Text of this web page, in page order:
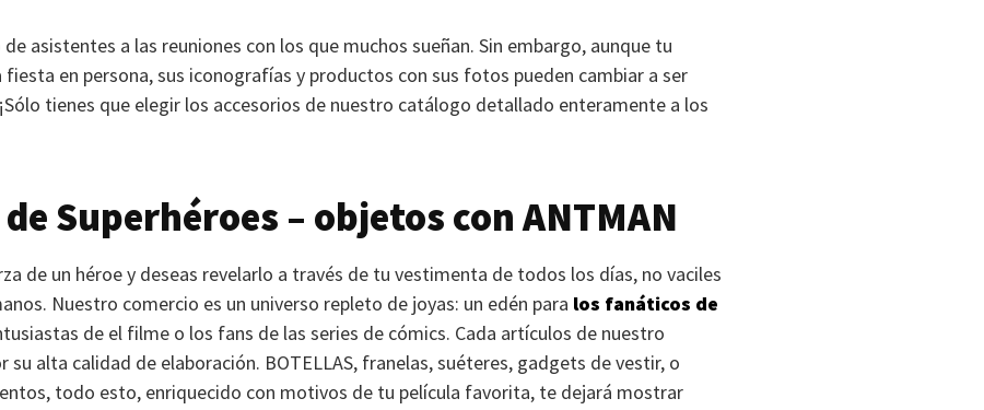
asistentes a las reuniones con los que muchos sueñan. Sin embargo, aunque tu
fiesta en persona, sus iconografías y productos con sus fotos pueden cambiar a ser
tienes que elegir los accesorios de nuestro catálogo detallado enteramente a los
Superhéroes – objetos conANTMAN
de un héroe y deseas revelarlo a través de tu vestimenta de todos los días, no vaciles
Nuestro comercio es un universo repleto de joyas: un edén para los fanáticos de
de el filme o los fans de las series de cómics. Cada artículos de nuestro
su alta calidad de elaboración. BOTELLAS, franelas, suéteres, gadgets de vestir, o
todo esto, enriquecido con motivos de tu película favorita, te dejará mostrar